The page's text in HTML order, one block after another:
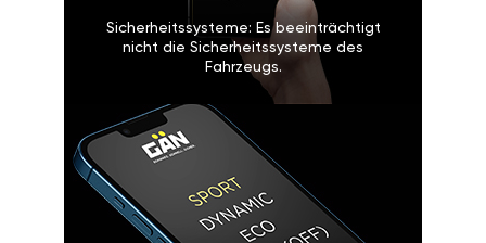
Sicherheitssysteme: Es beeinträchtigt
nicht die Sicherheitssysteme des
Fahrzeugs.